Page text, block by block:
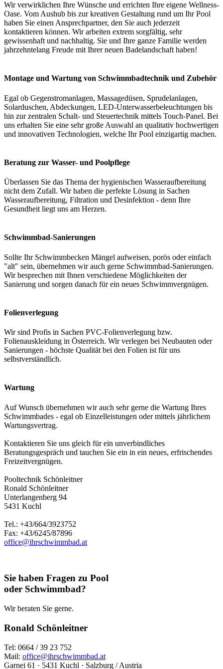
Wir verwirklichen Ihre Wünsche und errichten Ihre eigene Wellness-
Oase. Vom Aushub bis zur kreativen Gestaltung rund um Ihr Pool
haben Sie einen Ansprechpartner, den Sie auch jederzeit
kontaktieren können. Wir arbeiten extrem sorgfältig, sehr
gewissenhaft und nachhaltig. Sie und Ihre ganze Familie werden
jahrzehntelang Freude mit Ihrer neuen Badelandschaft haben!
Montage und Wartung von Schwimmbadtechnik und Zubehör
Egal ob Gegenstromanlagen, Massagedüsen, Sprudelanlagen,
Solarduschen, Abdeckungen, LED-Unterwasserbeleuchtungen bis
hin zur zentralen Schalt- und Steuertechnik mittels Touch-Panel. Bei
uns erhalten Sie eine sehr große Auswahl an qualitativ hochwertigen
und innovativen Technologien, welche Ihr Pool einzigartig machen.
Beratung zur Wasser- und Poolpflege
Überlassen Sie das Thema der hygienischen Wasseraufbereitung
nicht dem Zufall. Wir haben die perfekte Lösung in Sachen
Wasseraufbereitung, Filtration und Desinfektion - denn Ihre
Gesundheit liegt uns am Herzen.
Schwimmbad-Sanierungen
Sollte Ihr Schwimmbecken Mängel aufweisen, porös oder einfach
"alt" sein, übernehmen wir auch gerne Schwimmbad-Sanierungen.
Wir besprechen mit Ihnen verschiedene Möglichkeiten der
Sanierung und sorgen danach für ein neues Schwimmvergnügen.
Folienverlegung
Wir sind Profis in Sachen PVC-Folienverlegung bzw.
Folienauskleidung in Österreich. Wir verlegen bei Neubauten oder
Sanierungen - höchste Qualität bei den Folien ist für uns
selbstverständlich.
Wartung
Auf Wunsch übernehmen wir auch sehr gerne die Wartung Ihres
Schwimmbades - egal ob Einzelleistungen oder mittels jährlichem
Wartungsvertrag.
Kontaktieren Sie uns gleich für ein unverbindliches
Beratungsgespräch und tauchen Sie ein in ein neues, erfrischendes
Freizeitvergnügen.
Pooltechnik Schönleitner
Ronald Schönleitner
Unterlangenberg 94
5431 Kuchl
Tel.: +43/664/3923752
Fax: +43/6245/87896
office@ihrschwimmbad.at
Sie haben Fragen zu Pool
oder Schwimmbad?
Wir beraten Sie gerne.
Ronald Schönleitner
Tel: 0664 / 39 23 752
Mail: office@ihrschwimmbad.at
Garnei 61 · 5431 Kuchl · Salzburg / Austria